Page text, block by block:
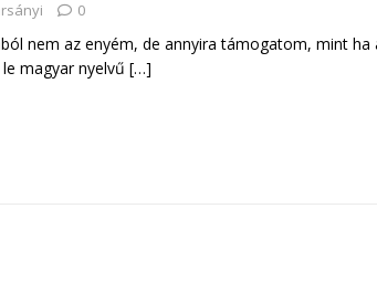
0
nem az enyém, de annyira támogatom, mint ha
magyar nyelvű […]